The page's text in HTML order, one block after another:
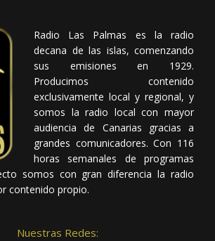
Radio Las Palmas es la radio
decana de las islas, comenzando
sus emisiones en 1929.
Producimos contenido
exclusivamente local y regional, y
somos la radio local con mayor
audiencia de Canarias gracias a
grandes comunicadores. Con 116
horas semanales de programas
somos con gran diferencia la radio
contenido propio.
Nuestras Redes: